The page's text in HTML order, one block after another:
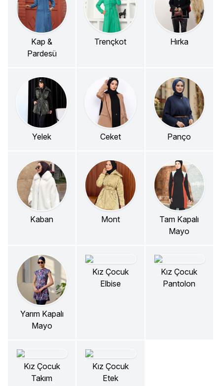
Kap &
Pardesü
Trençkot Hırka
Yelek Ceket Panço
Kaban Mont
Tam Kapalı
Mayo
Yarım Kapalı
Mayo
Kız Çocuk
Elbise
Kız Çocuk
Pantolon
Kız Çocuk
Takım
Kız Çocuk
Etek